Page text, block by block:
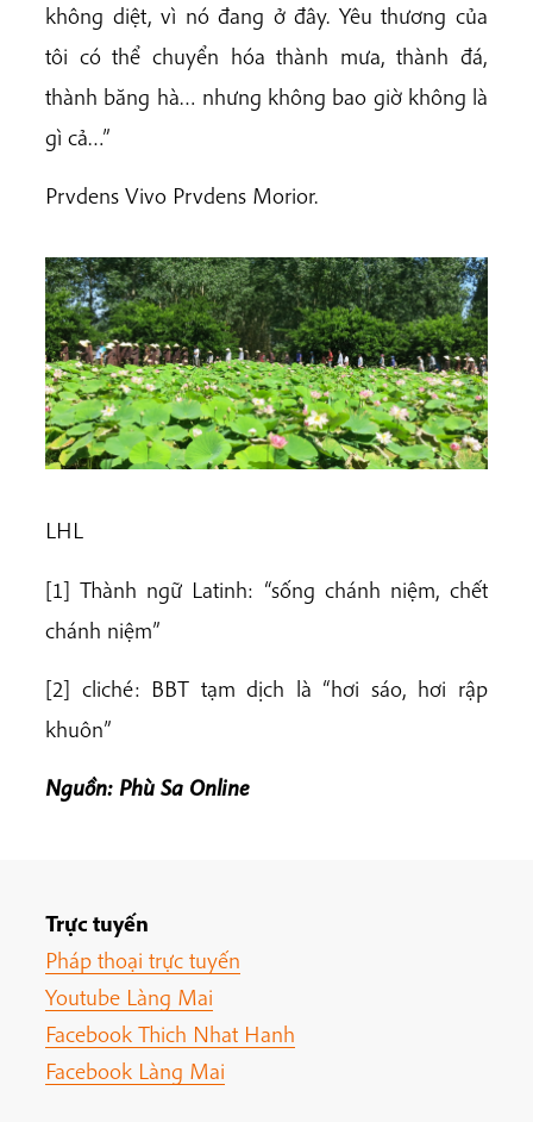
không diệt, vì nó đang ở đây. Yêu thương của
tôi có thể chuyển hóa thành mưa, thành đá,
thành băng hà… nhưng không bao giờ không là
gì cả…”
Prvdens Vivo Prvdens Morior.
LHL
[1] Thành ngữ Latinh: “sống chánh niệm, chết
chánh niệm”
[2] cliché: BBT tạm dịch là “hơi sáo, hơi rập
khuôn”
Nguồn: Phù Sa Online
Trực tuyến
Pháp thoại trực tuyến
Youtube Làng Mai
Facebook Thich Nhat Hanh
Facebook Làng Mai